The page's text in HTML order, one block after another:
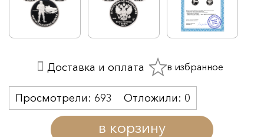
в корзину
Просмотрели: 693 Отложили: 0
Доставка и оплата в избранное